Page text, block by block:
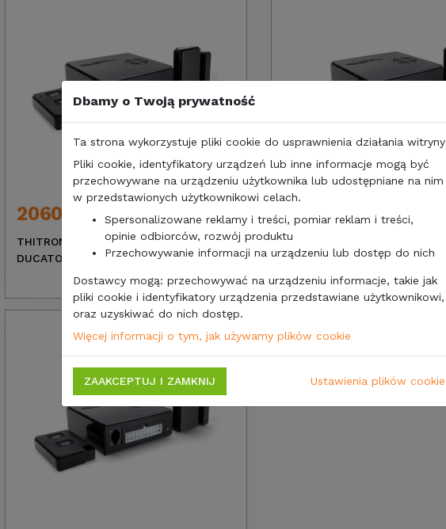
2060,00 zł 1674,80 zł/netto
THITRONIK ALARM WIPRO III SAFE.LOCK
DUCATO 06-
2060,00 zł
THITRONIK ALARM WIPRO III
SPRINTER,CRAFTER 06-
Dbamy o Twoją prywatność
Ta strona wykorzystuje pliki cookie do usprawnienia działania witryny
Pliki cookie, identyfikatory urządzeń lub inne informacje mogą być
przechowywane na urządzeniu użytkownika lub udostępniane na nim
w przedstawionych użytkownikowi celach.
Spersonalizowane reklamy i treści, pomiar reklam i treści,
opinie odbiorców, rozwój produktu
Przechowywanie informacji na urządzeniu lub dostęp do nich
Dostawcy mogą: przechowywać na urządzeniu informacje, takie jak
pliki cookie i identyfikatory urządzenia przedstawiane użytkownikowi,
oraz uzyskiwać do nich dostęp.
Więcej informacji o tym, jak używamy plików cookie
ZAAKCEPTUJ I ZAMKNIJ Ustawienia plików cookie